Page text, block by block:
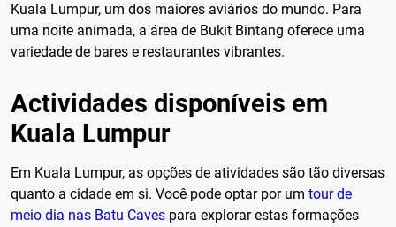
Kuala Lumpur, um dos maiores aviários do mundo. Para
uma noite animada, a área de Bukit Bintang oferece uma
variedade de bares e restaurantes vibrantes.
Actividades disponíveis em
Kuala Lumpur
Em Kuala Lumpur, as opções de atividades são tão diversas
quanto a cidade em si. Você pode optar por um tour de
meio dia nas Batu Caves para explorar estas formações